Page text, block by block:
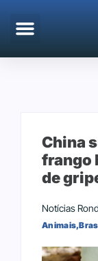
China
frango
de
Notícias
Animais,